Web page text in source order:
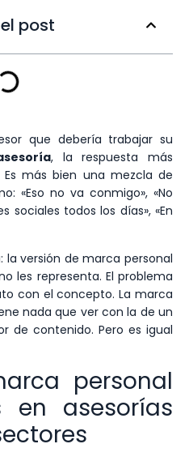
post
que debería trabajar su
, la respuesta más
más bien una mezcla de
«Eso no va conmigo», «No
sociales todos los días», «En
la versión de marca personal
les representa. El problema
con el concepto. La marca
nada que ver con la de un
de contenido. Pero es igual
personal
en asesorías